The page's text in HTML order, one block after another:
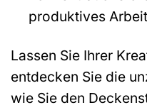
produktives
Lassen Sie Ihrer
entdecken Sie die
wie Sie den